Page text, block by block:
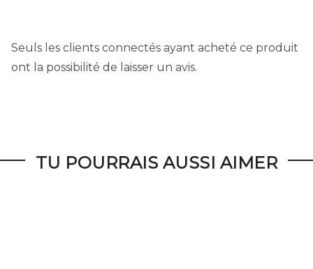
Seuls les clients connectés ayant acheté ce produit
ont la possibilité de laisser un avis.
TU POURRAIS AUSSI AIMER